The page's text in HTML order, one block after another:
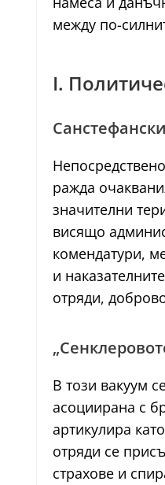
между по-
I.
ражда
значителни
висящо
комендатури,
и
отряди,
В този вакуум
асоциирана с
артикулира
отряди се
страхове и